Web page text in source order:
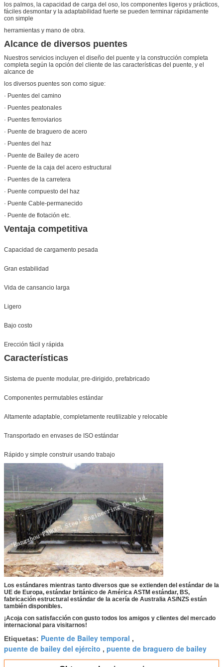
los palmos, la capacidad de carga del oso, los componentes ligeros y prácticos,
fáciles desmontar y la adaptabilidad fuerte se pueden terminar rápidamente
con simple
herramientas y mano de obra.
Alcance de diversos puentes
Nuestros servicios incluyen el diseño del puente y la construcción completa
completa según la opción del cliente de las características del puente, y el
alcance de
los diversos puentes son como sigue:
· Puentes del camino
· Puentes peatonales
· Puentes ferroviarios
· Puente de braguero de acero
· Puentes del haz
· Puente de Bailey de acero
· Puente de la caja del acero estructural
· Puentes de la carretera
· Puente compuesto del haz
· Puente Cable-permanecido
· Puente de flotación etc.
Ventaja competitiva
Capacidad de cargamento pesada
Gran estabilidad
Vida de cansancio larga
Ligero
Bajo costo
Erección fácil y rápida
Características
Sistema de puente modular, pre-dirigido, prefabricado
Componentes permutables estándar
Altamente adaptable, completamente reutilizable y relocable
Transportado en envases de ISO estándar
Rápido y simple construir usando trabajo
Los estándares mientras tanto diversos que se extienden del estándar de la
UE de Europa, estándar británico de América ASTM estándar, BS,
fabricación estructural estándar de la acería de Australia AS/NZS están
también disponibles.
¡Acoja con satisfacción con gusto todos los amigos y clientes del mercado
internacional para visitarnos!
Etiquetas: Puente de Bailey temporal ,
puente de bailey del ejército , puente de braguero de bailey